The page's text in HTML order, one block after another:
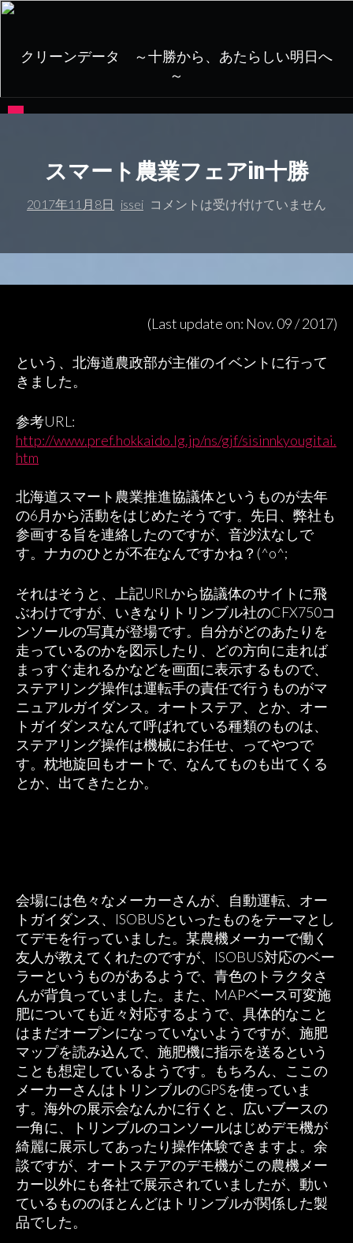
コ
へ
クリーンデータ ～十勝から、あたらしい明日へ
～
スマート農業フェアin十勝
2017年11月8日 issei コメントは受け付けていません
(Last update on: Nov. 09 / 2017)
という、北海道農政部が主催のイベントに行って
きました。
参考URL:
http://www.pref.hokkaido.lg.jp/ns/gjf/sisinnkyougitai.
htm
北海道スマート農業推進協議体というものが去年
の6月から活動をはじめたそうです。先日、弊社も
参画する旨を連絡したのですが、音沙汰なしで
す。ナカのひとが不在なんですかね？(^o^;
それはそうと、上記URLから協議体のサイトに飛
ぶわけですが、いきなりトリンブル社のCFX750コ
ンソールの写真が登場です。自分がどのあたりを
走っているのかを図示したり、どの方向に走れば
まっすぐ走れるかなどを画面に表示するもので、
ステアリング操作は運転手の責任で行うものがマ
ニュアルガイダンス。オートステア、とか、オー
トガイダンスなんて呼ばれている種類のものは、
ステアリング操作は機械にお任せ、ってやつで
す。枕地旋回もオートで、なんてものも出てくる
とか、出てきたとか。
会場には色々なメーカーさんが、自動運転、オー
トガイダンス、ISOBUSといったものをテーマとし
てデモを行っていました。某農機メーカーで働く
友人が教えてくれたのですが、ISOBUS対応のベー
ラーというものがあるようで、青色のトラクタさ
んが背負っていました。また、MAPベース可変施
肥についても近々対応するようで、具体的なこと
はまだオープンになっていないようですが、施肥
マップを読み込んで、施肥機に指示を送るという
ことも想定しているようです。もちろん、ここの
メーカーさんはトリンブルのGPSを使っていま
す。海外の展示会なんかに行くと、広いブースの
一角に、トリンブルのコンソールはじめデモ機が
綺麗に展示してあったり操作体験できますよ。余
談ですが、オートステアのデモ機がこの農機メー
カー以外にも各社で展示されていましたが、動い
ているもののほとんどはトリンブルが関係した製
品でした。